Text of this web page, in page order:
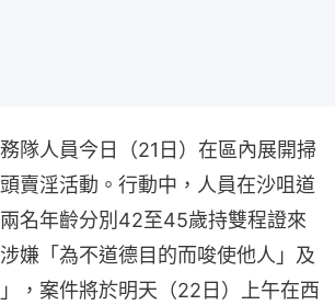
隊人員今日（21日）在區內展開掃
賣淫活動。行動中，人員在沙咀道
名年齡分別42至45歲持雙程證來
嫌「為不道德目的而唆使他人」及
」，案件將於明天（22日）上午在西